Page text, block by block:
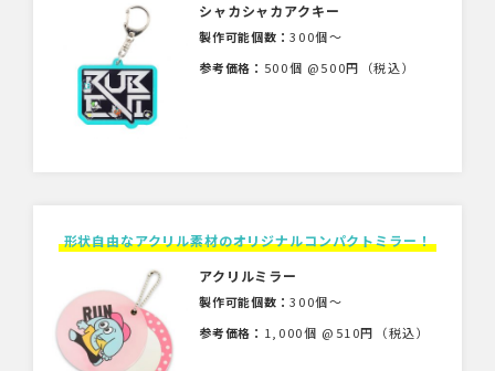
シャカシャカアクキー
製作可能個数：300個〜
参考価格： 500個 @500円（税込）
形状自由なアクリル素材のオリジナルコンパクトミラー！
アクリルミラー
製作可能個数：300個〜
参考価格： 1,000個 @510円（税込）